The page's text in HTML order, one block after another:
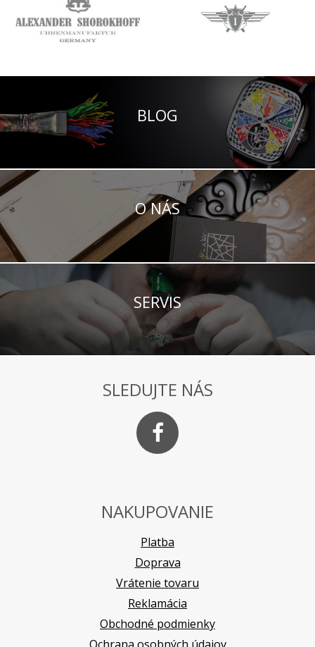
BLOG
O NÁS
SERVIS
SLEDUJTE NÁS
NAKUPOVANIE
Platba
Doprava
Vrátenie tovaru
Reklamácia
Obchodné podmienky